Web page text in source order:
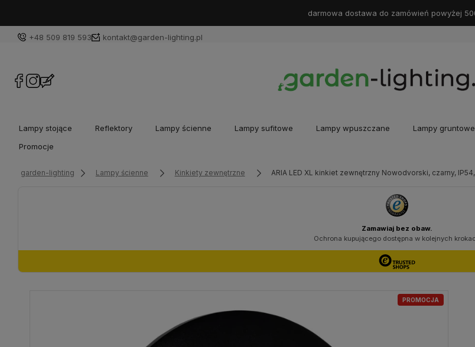
darmowa dostawa do zamówień powyżej
+48 509 819 593 kontakt@garden-lighting.pl
Lampy stojące Reflektory Lampy ścienne Lampy sufitowe Lampy wpuszczane Lampy gruntowe
Promocje
garden-lighting Lampy ścienne Kinkiety zewnętrzne ARIA LED XL kinkiet zewnętrzny Nowodvorski, czarny,
PROMOCJA